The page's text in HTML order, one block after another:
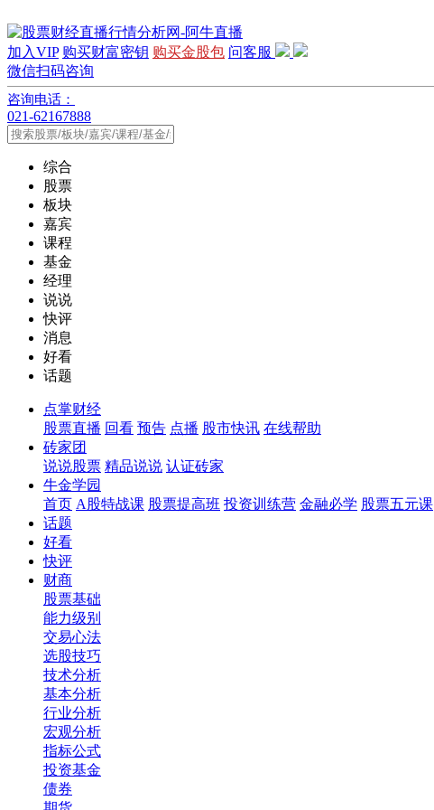
加入VIP 购买财富密钥 购买金股包 问客服
微信扫码咨询
咨询电话：
021-62167888
综合
股票
板块
嘉宾
课程
基金
经理
说说
快评
消息
好看
话题
点掌财经
股票直播 回看 预告 点播 股市快讯 在线帮助
砖家团
说说股票 精品说说 认证砖家
牛金学园
首页 A股特战课 股票提高班 投资训练营 金融必学 股票五元课
话题
好看
快评
财商
股票基础
能力级别
交易心法
选股技巧
技术分析
基本分析
行业分析
宏观分析
指标公式
投资基金
债券